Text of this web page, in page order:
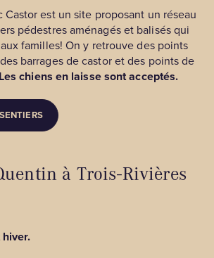
Castor est un site proposant un réseau
pédestres aménagés et balisés qui
familles! On y retrouve des points
barrages de castor et des points de
Les chiens en laisse sont acceptés.
à Trois-Rivières